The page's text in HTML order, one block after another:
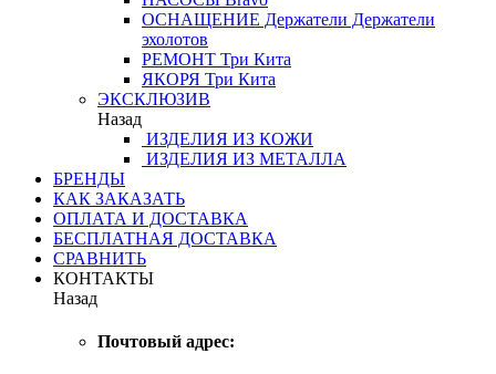
ОСНАЩЕНИЕ Держатели Держатели
эхолотов
РЕМОНТ Три Кита
ЯКОРЯ Три Кита
ЭКСКЛЮЗИВ
Назад
ИЗДЕЛИЯ ИЗ КОЖИ
ИЗДЕЛИЯ ИЗ МЕТАЛЛА
БРЕНДЫ
КАК ЗАКАЗАТЬ
ОПЛАТА И ДОСТАВКА
БЕСПЛАТНАЯ ДОСТАВКА
СРАВНИТЬ
КОНТАКТЫ
Назад
Почтовый адрес: